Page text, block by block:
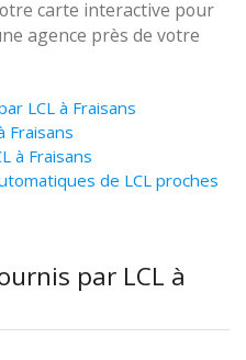
carte interactive pour
agence près de votre
LCL à Fraisans
Fraisans
à Fraisans
de LCL proches
par LCL à